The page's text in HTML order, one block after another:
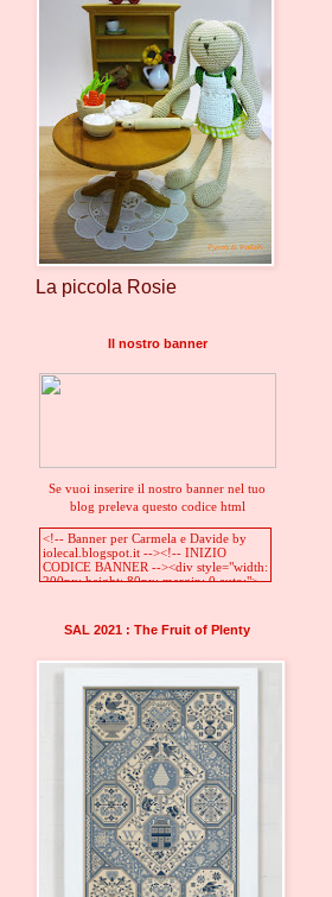
La piccola Rosie
Il nostro banner
Se vuoi inserire il nostro banner nel tuo
blog preleva questo codice html
SAL 2021 : The Fruit of Plenty